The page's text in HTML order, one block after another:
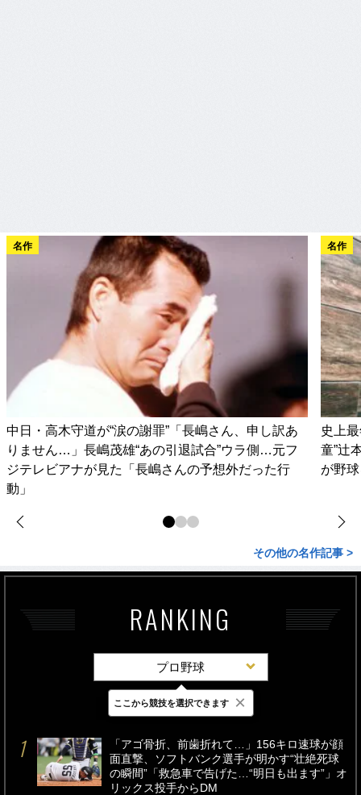
名作
中日・高木守道が“涙の謝罪”「長嶋さん、申し訳あ
りません…」長嶋茂雄“あの引退試合”ウラ側…元フ
ジテレビアナが見た「長嶋さんの予想外だった行
動」
名作
史上
童”辻
が野
その他の名作記事 >
RANKING
プロ野球
最新 24時間 週間
「アゴ骨折、前歯折れて…」156キロ速球が顔
面直撃、ソフトバンク選手が明かす“壮絶死球
の瞬間”「救急車で告げた…“明日も出ます”」オ
リックス投手からDM
ここから競技を選択できます ×